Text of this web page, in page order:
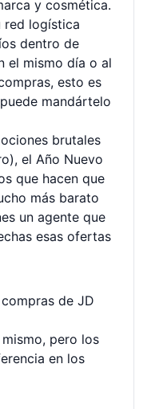
y cosmética.
red logística
dentro de
el mismo día o al
esto es
mandártelo
brutales
el Año Nuevo
que hacen que
más barato
un agente que
esas ofertas
de JD
pero los
en los